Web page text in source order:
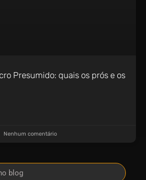
Presumido: quais os prós e os
Nenhum comentário